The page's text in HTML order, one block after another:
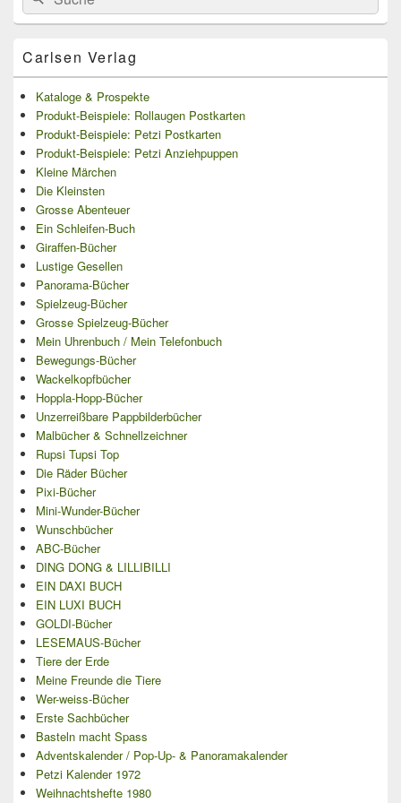
Widget-
Bereich
for:
Carlsen Verlag
Kataloge & Prospekte
Produkt-Beispiele: Rollaugen Postkarten
Produkt-Beispiele: Petzi Postkarten
Produkt-Beispiele: Petzi Anziehpuppen
Kleine Märchen
Die Kleinsten
Grosse Abenteuer
Ein Schleifen-Buch
Giraffen-Bücher
Lustige Gesellen
Panorama-Bücher
Spielzeug-Bücher
Grosse Spielzeug-Bücher
Mein Uhrenbuch / Mein Telefonbuch
Bewegungs-Bücher
Wackelkopfbücher
Hoppla-Hopp-Bücher
Unzerreißbare Pappbilderbücher
Malbücher & Schnellzeichner
Rupsi Tupsi Top
Die Räder Bücher
Pixi-Bücher
Mini-Wunder-Bücher
Wunschbücher
ABC-Bücher
DING DONG & LILLIBILLI
EIN DAXI BUCH
EIN LUXI BUCH
GOLDI-Bücher
LESEMAUS-Bücher
Tiere der Erde
Meine Freunde die Tiere
Wer-weiss-Bücher
Erste Sachbücher
Basteln macht Spass
Adventskalender / Pop-Up- & Panoramakalender
Petzi Kalender 1972
Weihnachtshefte 1980